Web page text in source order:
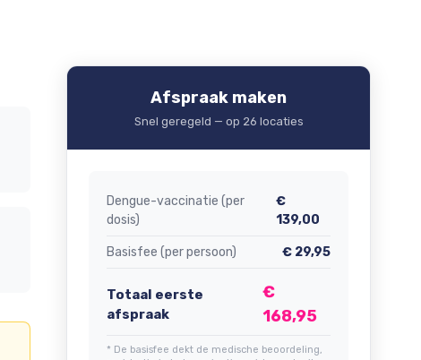
Afspraak maken
Snel geregeld — op 26 locaties
Dengue-vaccinatie (per
dosis)
€
139,00
Basisfee (per persoon) € 29,95
Totaal eerste
afspraak
€
168,95
* De basisfee dekt de medische beoordeling,